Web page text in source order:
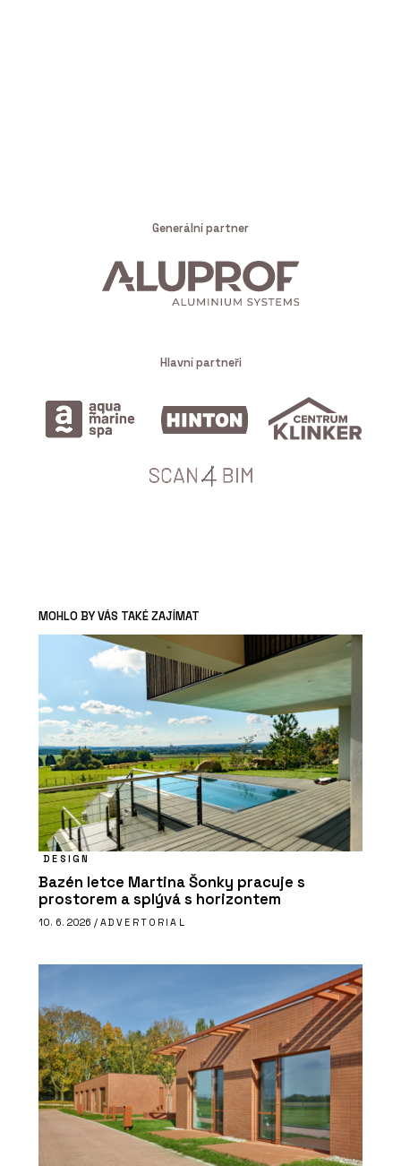
Generální partner
Hlavní partneři
MOHLO BY VÁS TAKÉ ZAJÍMAT
DESIGN
Bazén letce Martina Šonky pracuje s
prostorem a splývá s horizontem
10. 6. 2026 / ADVERTORIAL